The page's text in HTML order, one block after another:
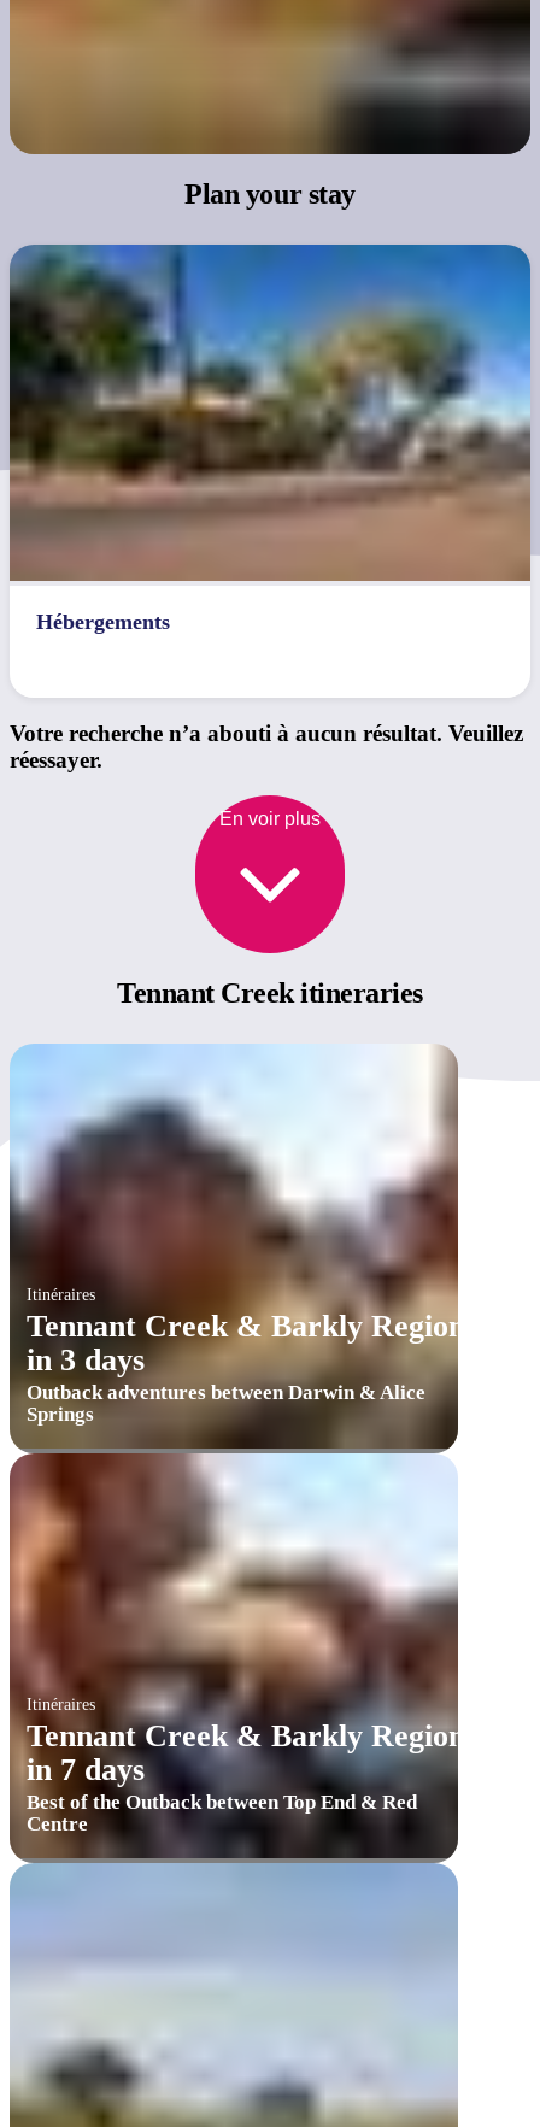
Plan your stay
Hébergements
Votre recherche n’a abouti à aucun résultat. Veuillez
réessayer.
En voir plus
Tennant Creek itineraries
Itinéraires
Tennant Creek & Barkly Region
in 3 days
Outback adventures between Darwin & Alice
Springs
Itinéraires
Tennant Creek & Barkly Region
in 7 days
Best of the Outback between Top End & Red
Centre